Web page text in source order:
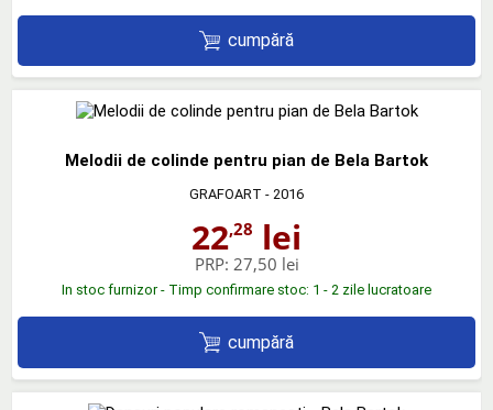
cumpără
Melodii de colinde pentru pian de Bela Bartok
GRAFOART - 2016
22,28 lei
PRP: 27,50 lei
In stoc furnizor - Timp confirmare stoc: 1 - 2 zile lucratoare
cumpără